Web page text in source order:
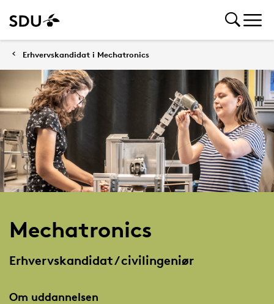
Erhvervskandidat i Mechatronics
Mechatronics
Erhvervskandidat / civilingeniør
Om uddannelsen